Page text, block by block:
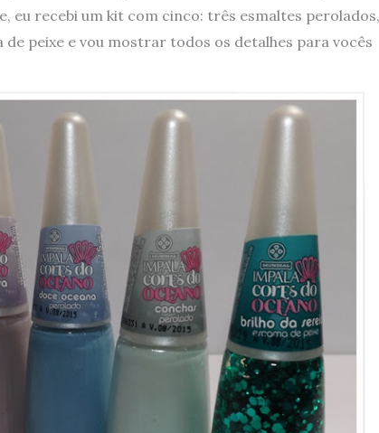
eu recebi um kit com cinco: três esmaltes perolados,
de peixe e vou mostrar todos os detalhes para vocês